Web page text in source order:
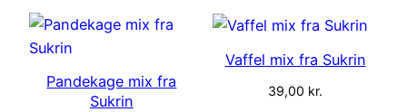
Pandekage mix fra
Sukrin
Vaffel mix fra Sukrin
39,00 kr.